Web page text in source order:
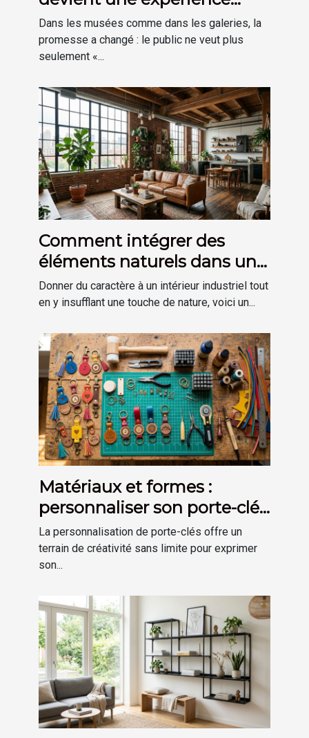
plutôt qu’une visite
Dans les musées comme dans les galeries, la
promesse a changé : le public ne veut plus
seulement «...
Comment intégrer des
éléments naturels dans une
décoration de style
industriel ?
Donner du caractère à un intérieur industriel tout
en y insufflant une touche de nature, voici un...
Matériaux et formes :
personnaliser son porte-clés
selon son goût
La personnalisation de porte-clés offre un
terrain de créativité sans limite pour exprimer
son...